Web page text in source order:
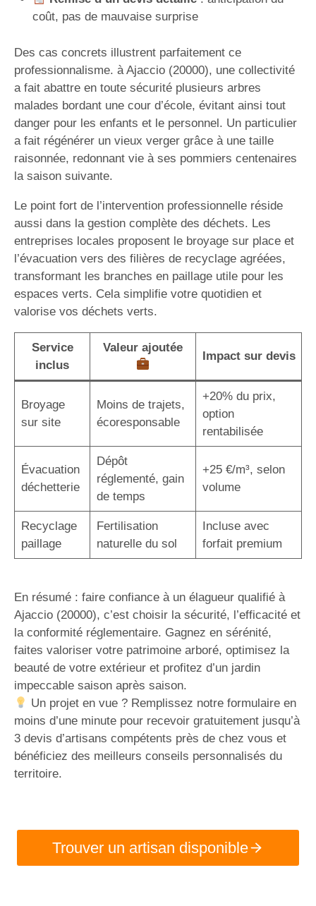
coût, pas de mauvaise surprise
Des cas concrets illustrent parfaitement ce
professionnalisme. à Ajaccio (20000), une collectivité
a fait abattre en toute sécurité plusieurs arbres
malades bordant une cour d’école, évitant ainsi tout
danger pour les enfants et le personnel. Un particulier
a fait régénérer un vieux verger grâce à une taille
raisonnée, redonnant vie à ses pommiers centenaires
la saison suivante.
Le point fort de l’intervention professionnelle réside
aussi dans la gestion complète des déchets. Les
entreprises locales proposent le broyage sur place et
l’évacuation vers des filières de recyclage agréées,
transformant les branches en paillage utile pour les
espaces verts. Cela simplifie votre quotidien et
valorise vos déchets verts.
Service
inclus
Valeur ajoutée
Impact sur devis
Broyage
sur site
Moins de trajets,
écoresponsable
+20% du prix,
option
rentabilisée
Évacuation
déchetterie
Dépôt
réglementé, gain
de temps
+25 €/m³, selon
volume
Recyclage
paillage
Fertilisation
naturelle du sol
Incluse avec
forfait premium
En résumé : faire confiance à un élagueur qualifié à
Ajaccio (20000), c’est choisir la sécurité, l’efficacité et
la conformité réglementaire. Gagnez en sérénité,
faites valoriser votre patrimoine arboré, optimisez la
beauté de votre extérieur et profitez d’un jardin
impeccable saison après saison.
Un projet en vue ? Remplissez notre formulaire en
moins d’une minute pour recevoir gratuitement jusqu’à
3 devis d’artisans compétents près de chez vous et
bénéficiez des meilleurs conseils personnalisés du
territoire.
Trouver un artisan disponible